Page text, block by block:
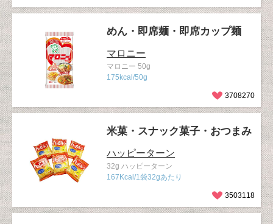
めん・即席麺・即席カップ麺
マロニー
マロニー 50g
175kcal/50g
3708270
米菓・スナック菓子・おつまみ
ハッピーターン
32g ハッピーターン
167Kcal/1袋32gあたり
3503118